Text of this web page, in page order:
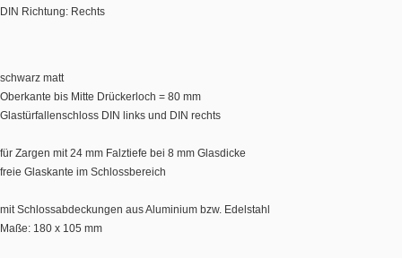
DIN Richtung: Rechts
schwarz matt
Oberkante bis Mitte Drückerloch = 80 mm
Glastürfallenschloss DIN links und DIN rechts
für Zargen mit 24 mm Falztiefe bei 8 mm Glasdicke
freie Glaskante im Schlossbereich
mit Schlossabdeckungen aus Aluminium bzw. Edelstahl
Maße: 180 x 105 mm